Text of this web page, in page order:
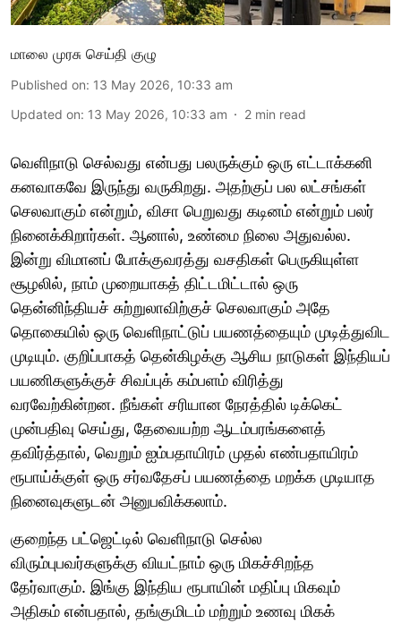
மாலை முரசு செய்தி குழு
Published on: 13 May 2026, 10:33 am
Updated on: 13 May 2026, 10:33 am 2 min read
வெளிநாடு செல்வது என்பது பலருக்கும் ஒரு எட்டாக்கனி
கனவாகவே இருந்து வருகிறது. அதற்குப் பல லட்சங்கள்
செலவாகும் என்றும், விசா பெறுவது கடினம் என்றும் பலர்
நினைக்கிறார்கள். ஆனால், உண்மை நிலை அதுவல்ல.
இன்று விமானப் போக்குவரத்து வசதிகள் பெருகியுள்ள
சூழலில், நாம் முறையாகத் திட்டமிட்டால் ஒரு
தென்னிந்தியச் சுற்றுலாவிற்குச் செலவாகும் அதே
தொகையில் ஒரு வெளிநாட்டுப் பயணத்தையும் முடித்துவிட
முடியும். குறிப்பாகத் தென்கிழக்கு ஆசிய நாடுகள் இந்தியப்
பயணிகளுக்குச் சிவப்புக் கம்பளம் விரித்து
வரவேற்கின்றன. நீங்கள் சரியான நேரத்தில் டிக்கெட்
முன்பதிவு செய்து, தேவையற்ற ஆடம்பரங்களைத்
தவிர்த்தால், வெறும் ஐம்பதாயிரம் முதல் எண்பதாயிரம்
ரூபாய்க்குள் ஒரு சர்வதேசப் பயணத்தை மறக்க முடியாத
நினைவுகளுடன் அனுபவிக்கலாம்.
குறைந்த பட்ஜெட்டில் வெளிநாடு செல்ல
விரும்புபவர்களுக்கு வியட்நாம் ஒரு மிகச்சிறந்த
தேர்வாகும். இங்கு இந்திய ரூபாயின் மதிப்பு மிகவும்
அதிகம் என்பதால், தங்குமிடம் மற்றும் உணவு மிகக்